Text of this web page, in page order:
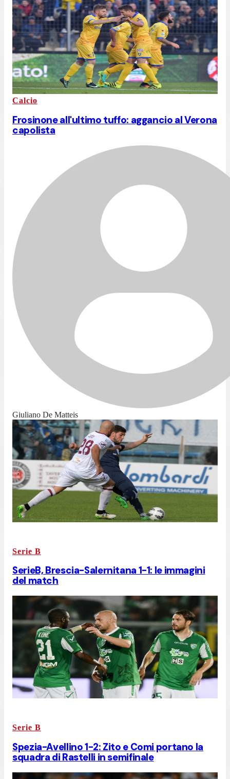
Calcio
Frosinone all'ultimo tuffo: aggancio al Verona
capolista
Giuliano De Matteis
Serie B
SerieB, Brescia-Salernitana 1-1: le immagini
del match
Serie B
Spezia-Avellino 1-2: Zito e Comi portano la
squadra di Rastelli in semifinale